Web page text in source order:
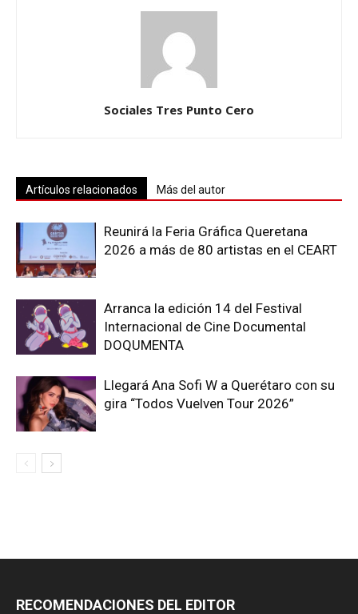
Sociales Tres Punto Cero
Artículos relacionados Más del autor
Reunirá la Feria Gráfica Queretana
2026 a más de 80 artistas en el CEART
Arranca la edición 14 del Festival
Internacional de Cine Documental
DOQUMENTA
Llegará Ana Sofi W a Querétaro con su
gira “Todos Vuelven Tour 2026”
RECOMENDACIONES DEL EDITOR